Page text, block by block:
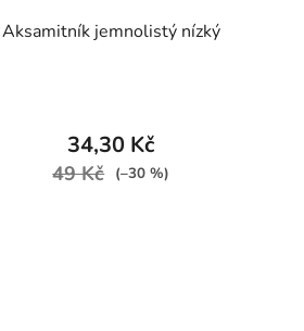
Aksamitník jemnolistý nízký
34,30 Kč
49 Kč (–30 %)